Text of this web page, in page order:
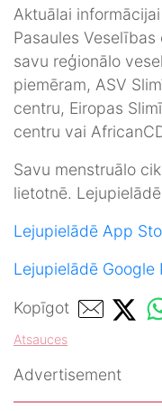
Aktuālai
Pasaules
savu reģionālo
piemēram, ASV
centru, Eiropas
centru vai
Savu menstruālo
lietotnē.
Lejupielādē App
Lejupielādē Google
Kopīgot
Atsauces
Advertisement